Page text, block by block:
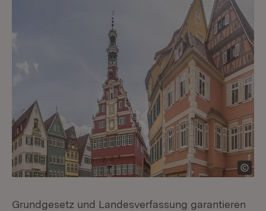
Grundgesetz und Landesverfassung garantieren